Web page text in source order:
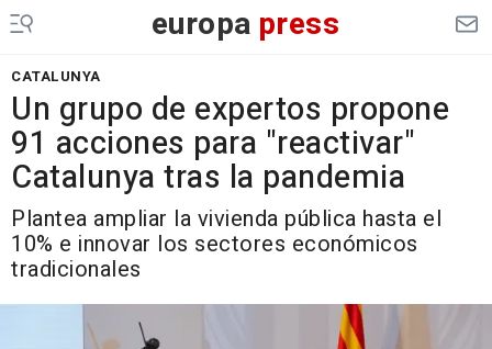
europa press
CATALUNYA
Un grupo de expertos propone
91 acciones para "reactivar"
Catalunya tras la pandemia
Plantea ampliar la vivienda pública hasta el
10% e innovar los sectores económicos
tradicionales